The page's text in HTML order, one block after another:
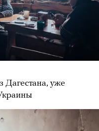
Дагестана, уже